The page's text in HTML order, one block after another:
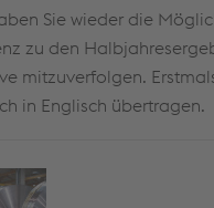
Sie wieder die
zu den
mitzuverfolgen.
in Englisch übertragen.